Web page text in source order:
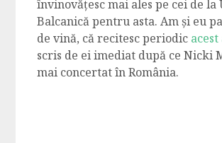
învinovățesc mai ales pe cei de la
Balcanică pentru asta. Am și eu
de vină, că recitesc periodic
scris de ei imediat după ce Nicki
mai concertat în România.